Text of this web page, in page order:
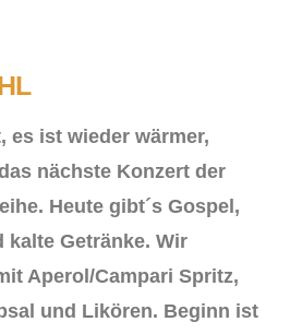
es ist wieder wärmer,
nächste Konzert der
Heute gibt´s Gospel,
kalte Getränke. Wir
Aperol/Campari Spritz,
und Likören. Beginn ist